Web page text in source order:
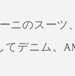
ニのスーツ
デニム。